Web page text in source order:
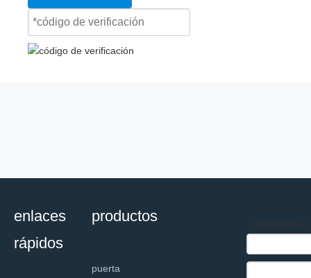
enlaces
rápidos
productos
puerta